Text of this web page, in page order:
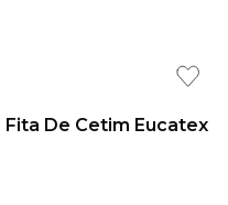
De Cetim Eucatex